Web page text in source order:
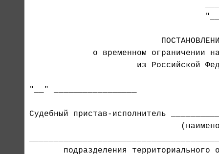
о временном ограничении
из Российской
"__" _________________
Судебный пристав-исполнитель
подразделения территориального